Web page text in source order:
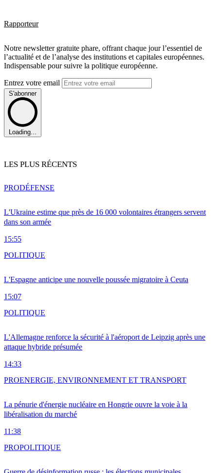
Rapporteur
Notre newsletter gratuite phare, offrant chaque jour l’essentiel de
l’actualité et de l’analyse des institutions et capitales européennes.
Indispensable pour suivre la politique européenne.
Entrez votre email
S'abonner
Loading...
LES PLUS RÉCENTS
L'Ukraine estime que près de 16 000 volontaires étrangers servent
dans son armée
15:55
PRODÉFENSE
L'Espagne anticipe une nouvelle poussée migratoire à Ceuta
15:07
POLITIQUE
L'Allemagne renforce la sécurité à l'aéroport de Leipzig après une
attaque hybride présumée
14:33
POLITIQUE
La pénurie d'énergie nucléaire en Hongrie ouvre la voie à la
libéralisation du marché
11:38
PROENERGIE, ENVIRONNEMENT ET TRANSPORT
PROPOLITIQUE